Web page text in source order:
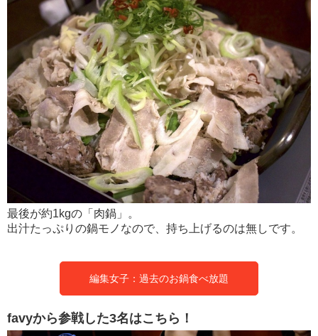
最後が約1kgの「肉鍋」。
出汁たっぷりの鍋モノなので、持ち上げるのは無しです。
編集女子：過去のお鍋食べ放題
favyから参戦した3名はこちら！